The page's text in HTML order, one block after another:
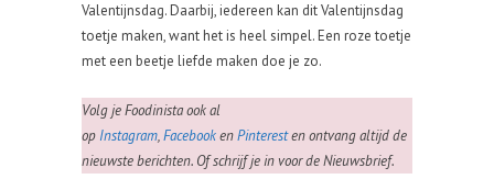
Valentijnsdag. Daarbij, iedereen kan dit Valentijnsdag
toetje maken, want het is heel simpel. Een roze toetje
met een beetje liefde maken doe je zo.
Volg je Foodinista ook al
op Instagram,FacebookenPinteresten ontvang altijd de
nieuwste berichten. Of schrijf je in voor de Nieuwsbrief.